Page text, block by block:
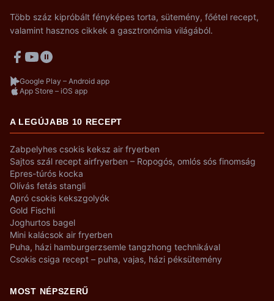
Több száz kipróbált fényképes torta, sütemény, főétel recept,
valamint hasznos cikkek a gasztronómia világából.
Google Play – Android app
App Store – iOS app
A LEGÚJABB 10 RECEPT
Zabpelyhes csokis keksz air fryerben
Sajtos szál recept airfryerben – Ropogós, omlós sós finomság
Epres-túrós kocka
Olívás fetás stangli
Apró csokis kekszgolyók
Gold Fischli
Joghurtos bagel
Mini kalácsok air fryerben
Puha, házi hamburgerzsemle tangzhong technikával
Csokis csiga recept – puha, vajas, házi péksütemény
MOST NÉPSZERŰ